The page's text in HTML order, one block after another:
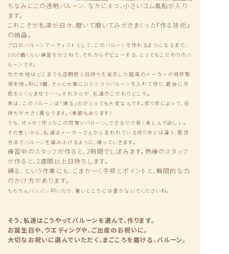
ちなみにこの透明バルーン、なかに４つ、小さいゴム風船が入り
ます。
これこそが私達が日々、磨いて磨いてみがきまくった『作る技術』
の結晶。
プロのバルーンアーティストとして、このバルーンを作れるようになるまで、
1000個くらい練習をかさねて、それからデビューする、とってもこだわりのバ
ルーンです。
元の生地はどこまでも透明感と日持ちを追求した国産のメーカーの特許取
得生地。中に4個、そっと大事にひとつづつバルーンを入れて作り、最後に外
側をふくらませて・・・。それからが、私達のこだわりどころ。
実は、このバルーンは「縛る」のがとっても大変なんです。作り手によって、日
持ちが大きく異なります。（季節もあります）
でも、せっかく作ったこの可愛いバルーン。できるだけ長く楽しんで欲しい。
その思いから、私達はメーカーさんから言われている作り方とは違う、製作
方法でバルーンを編み上げるように、縛っていきます。
練習中のスタッフが作ると、2時間でしぼみます。熟練のスタッフ
が作ると、2週間以上日持ちします。
縛る、という作業にも、こまか〜く手順とポイントと、瞬間的な力
のかけ方があります。
もちろんバンバン叩いたり、暑いところには置かないでくださいね。
そう、私達はこうやってバルーンを選んで、作ります。
お誕生日や、ウエディングや、ご出産のお祝いに。
大切なお祝いに選んでいただく、まごころを届ける、バルーン。